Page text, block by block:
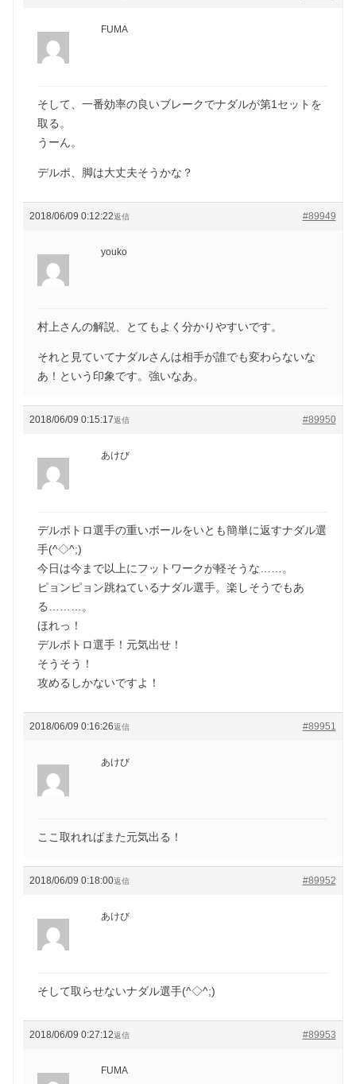
FUMA
そして、一番効率の良いブレークでナダルが第1セットを
取る。
うーん。
デルポ、脚は大丈夫そうかな？
2018/06/09 0:12:22 #89949
返信
youko
村上さんの解説、とてもよく分かりやすいです。
それと見ていてナダルさんは相手が誰でも変わらないな
あ！という印象です。強いなあ。
2018/06/09 0:15:17 #89950
返信
あけび
デルポトロ選手の重いボールをいとも簡単に返すナダル選
手(^◇^;)
今日は今まで以上にフットワークが軽そうな……。
ピョンピョン跳ねているナダル選手。楽しそうでもあ
る………。
ほれっ！
デルポトロ選手！元気出せ！
そうそう！
攻めるしかないですよ！
2018/06/09 0:16:26 #89951
返信
あけび
ここ取れればまた元気出る！
2018/06/09 0:18:00 #89952
返信
あけび
そして取らせないナダル選手(^◇^;)
2018/06/09 0:27:12 #89953
返信
FUMA